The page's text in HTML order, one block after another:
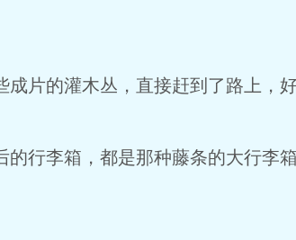
片的灌木丛，直接赶到了路上，
行李箱，都是那种藤条的大行李